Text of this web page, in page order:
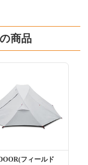
商品
フィールド